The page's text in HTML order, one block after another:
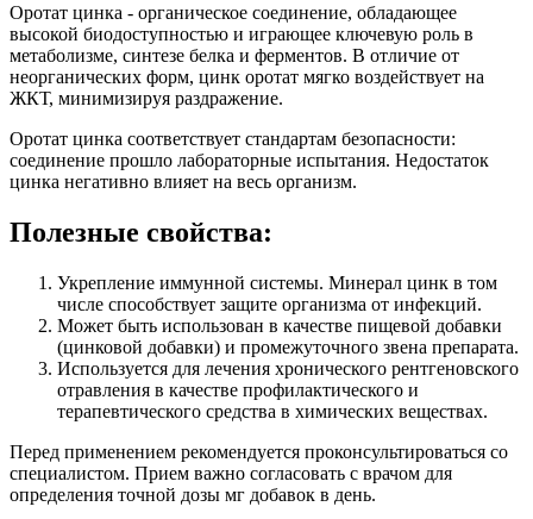
Оротат цинка - органическое соединение, обладающее
высокой биодоступностью и играющее ключевую роль в
метаболизме, синтезе белка и ферментов. В отличие от
неорганических форм, цинк оротат мягко воздействует на
ЖКТ, минимизируя раздражение.
Оротат цинка соответствует стандартам безопасности:
соединение прошло лабораторные испытания. Недостаток
цинка негативно влияет на весь организм.
Полезные свойства:
Укрепление иммунной системы. Минерал цинк в том
числе способствует защите организма от инфекций.
Может быть использован в качестве пищевой добавки
(цинковой добавки) и промежуточного звена препарата.
Используется для лечения хронического рентгеновского
отравления в качестве профилактического и
терапевтического средства в химических веществах.
Перед применением рекомендуется проконсультироваться со
специалистом. Прием важно согласовать с врачом для
определения точной дозы мг добавок в день.